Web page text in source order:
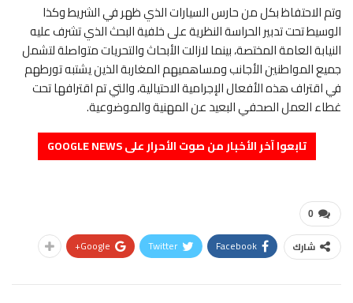
وتم الاحتفاظ بكل من حارس السيارات الذي ظهر في الشريط وكذا
الوسيط تحت تدبير الحراسة النظرية على خلفية البحث الذي تشرف عليه
النيابة العامة المختصة، بينما لازالت الأبحاث والتحريات متواصلة لتشمل
جميع المواطنين الأجانب ومساهميهم المغاربة الذين يشتبه تورطهم
في اقتراف هذه الأفعال الإجرامية الاحتيالية، والتي تم اقترافها تحت
غطاء العمل الصحفي البعيد عن المهنية والموضوعية.
تابعوا آخر الأخبار من صوت الأحرار على GOOGLE NEWS
0
شارك Facebook
Twitter
Google+